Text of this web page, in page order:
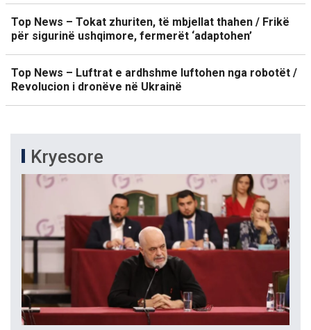
Top News – Tokat zhuriten, të mbjellat thahen / Frikë
për sigurinë ushqimore, fermerët ‘adaptohen’
Top News – Luftrat e ardhshme luftohen nga robotët /
Revolucion i dronëve në Ukrainë
Kryesore